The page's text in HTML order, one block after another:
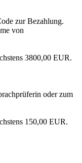
zur Bezahlung.
von
3800,00 EUR.
oder zum
150,00 EUR.